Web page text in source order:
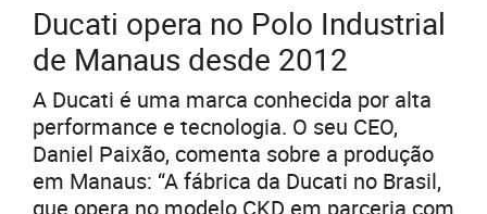
Ducati opera no Polo Industrial
de Manaus desde 2012
A Ducati é uma marca conhecida por alta
performance e tecnologia. O seu CEO,
Daniel Paixão, comenta sobre a produção
em Manaus: “A fábrica da Ducati no Brasil,
que opera no modelo CKD em parceria com